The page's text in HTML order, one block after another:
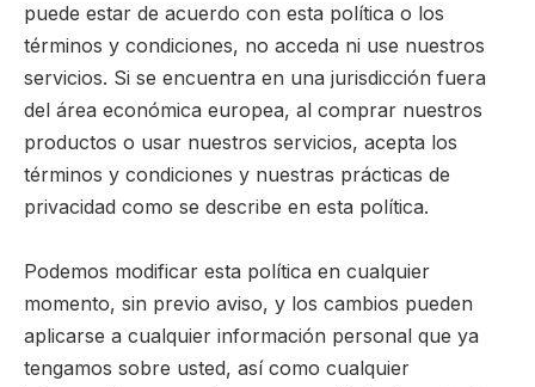
puede estar de acuerdo con esta política o los
términos y condiciones, no acceda ni use nuestros
servicios. Si se encuentra en una jurisdicción fuera
del área económica europea, al comprar nuestros
productos o usar nuestros servicios, acepta los
términos y condiciones y nuestras prácticas de
privacidad como se describe en esta política.
Podemos modificar esta política en cualquier
momento, sin previo aviso, y los cambios pueden
aplicarse a cualquier información personal que ya
tengamos sobre usted, así como cualquier